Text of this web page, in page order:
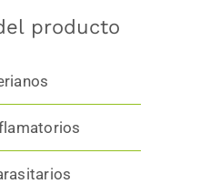
producto